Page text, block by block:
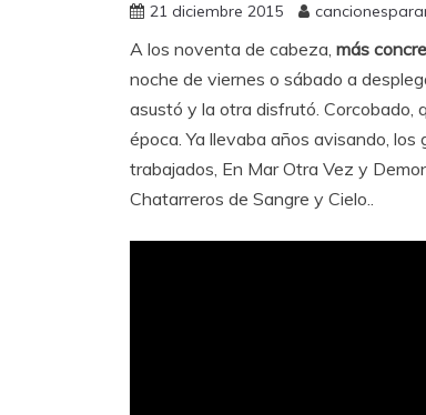
21 diciembre 2015
A los noventa de cabeza, más
noche de viernes o sábado a
asustó y la otra disfrutó. Corcobado,
época. Ya llevaba años avisando,
trabajados, En Mar Otra Vez y
Chatarreros de Sangre y Cielo..